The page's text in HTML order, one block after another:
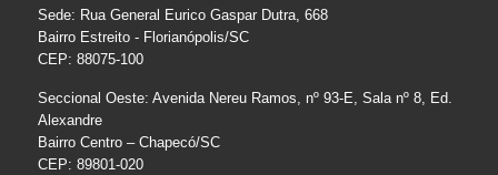
Sede: Rua General Eurico Gaspar Dutra, 668
Bairro Estreito - Florianópolis/SC
CEP: 88075-100
Seccional Oeste: Avenida Nereu Ramos, nº 93-E, Sala nº 8, Ed.
Alexandre
Bairro Centro – Chapecó/SC
CEP: 89801-020